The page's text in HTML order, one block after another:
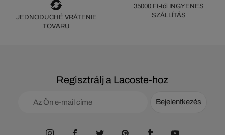
JEDNODUCHÉ VRÁTENIE
TOVARU
35000 Ft-tól INGYENES
SZÁLLÍTÁS
Regisztrálj a Lacoste-hoz
Bejelentkezés